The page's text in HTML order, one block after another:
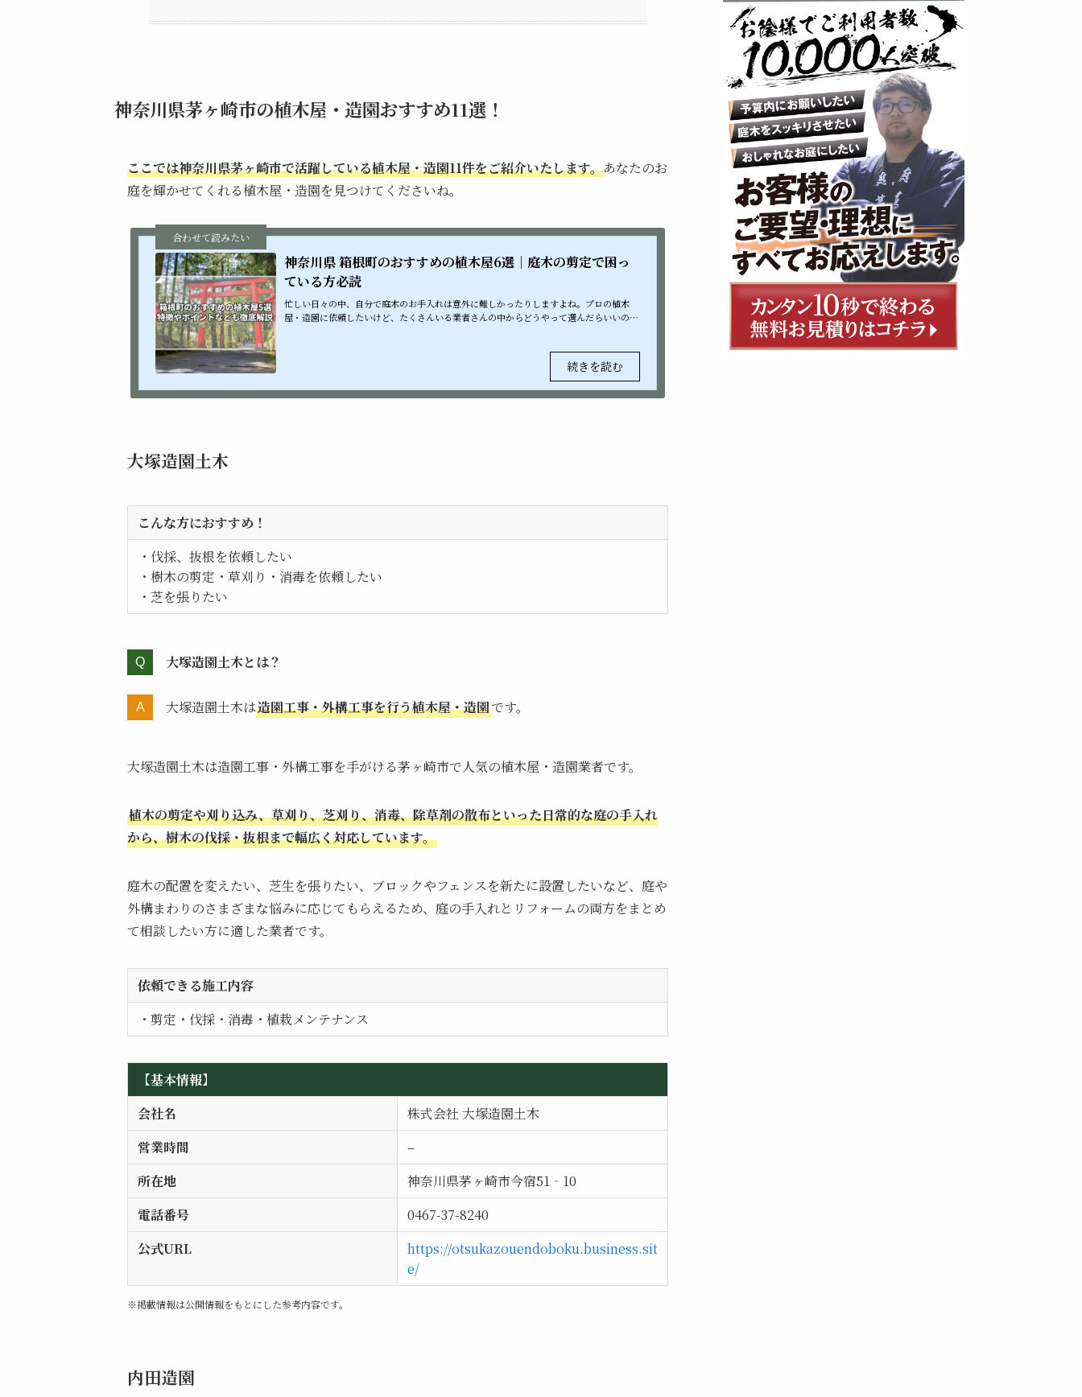
神奈川県茅ヶ崎市の植木屋・造園おすすめ11選！
ここでは神奈川県茅ヶ崎市で活躍している植木屋・造園11件をご紹介いたします。あなたのお
庭を輝かせてくれる植木屋・造園を見つけてくださいね。
神奈川県 箱根町のおすすめの植木屋6選｜庭木の剪定で困っ
ている方必読
忙しい日々の中、自分で庭木のお手入れは意外に難しかったりしますよね。プロの植木
屋・造園に依頼したいけど、たくさんいる業者さんの中からどうやって選んだらいいのか
大塚造園土木
こんな方におすすめ！
・伐採、抜根を依頼したい
・樹木の剪定・草刈り・消毒を依頼したい
・芝を張りたい
大塚造園土木とは？
大塚造園土木は造園工事・外構工事を行う植木屋・造園です。
大塚造園土木は造園工事・外構工事を手がける茅ヶ崎市で人気の植木屋・造園業者です。
植木の剪定や刈り込み、草刈り、芝刈り、消毒、除草剤の散布といった日常的な庭の手入れ
から、樹木の伐採・抜根まで幅広く対応しています。
庭木の配置を変えたい、芝生を張りたい、ブロックやフェンスを新たに設置したいなど、庭や
外構まわりのさまざまな悩みに応じてもらえるため、庭の手入れとリフォームの両方をまとめ
て相談したい方に適した業者です。
依頼できる施工内容
・剪定・伐採・消毒・植栽メンテナンス
【基本情報】
会社名
株式会社 大塚造園土木
営業時間
–
所在地
神奈川県茅ヶ崎市今宿51‐10
電話番号
0467-37-8240
公式URL
https://otsukazouendoboku.business.sit
e/
※掲載情報は公開情報をもとにした参考内容です。
内田造園